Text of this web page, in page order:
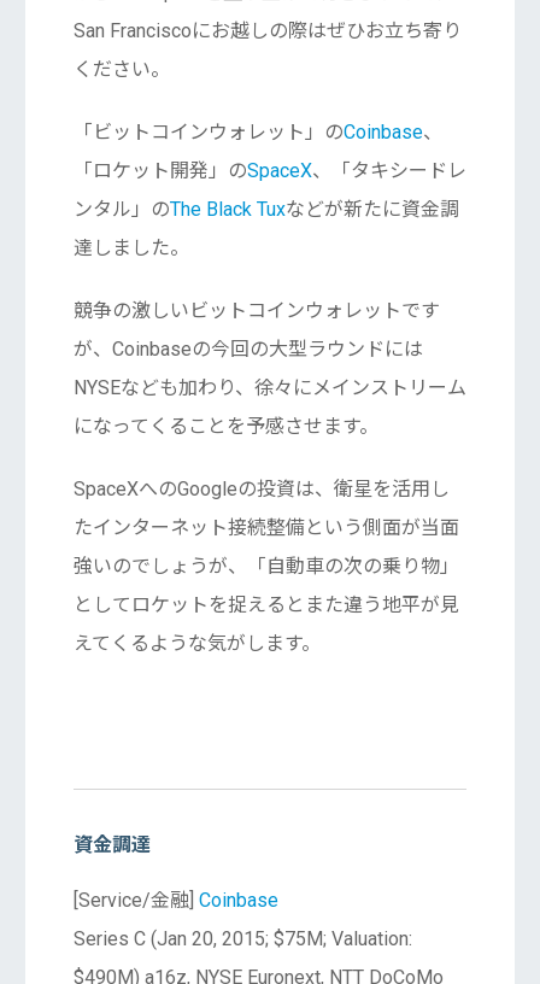
San Franciscoにお越しの際はぜひお立ち寄り
ください。
「ビットコインウォレット」のCoinbase、
「ロケット開発」のSpaceX、「タキシードレ
ンタル」のThe Black Tuxなどが新たに資金調
達しました。
競争の激しいビットコインウォレットです
が、Coinbaseの今回の大型ラウンドには
NYSEなども加わり、徐々にメインストリーム
になってくることを予感させます。
SpaceXへのGoogleの投資は、衛星を活用し
たインターネット接続整備という側面が当面
強いのでしょうが、「自動車の次の乗り物」
としてロケットを捉えるとまた違う地平が見
えてくるような気がします。
資金調達
[Service/金融] Coinbase
Series C (Jan 20, 2015; $75M; Valuation:
$490M) a16z, NYSE Euronext, NTT DoCoMo